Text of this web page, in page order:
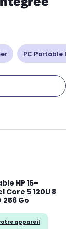
PC Portable
HP 15-
Core 5 120U 8
256 Go
appareil